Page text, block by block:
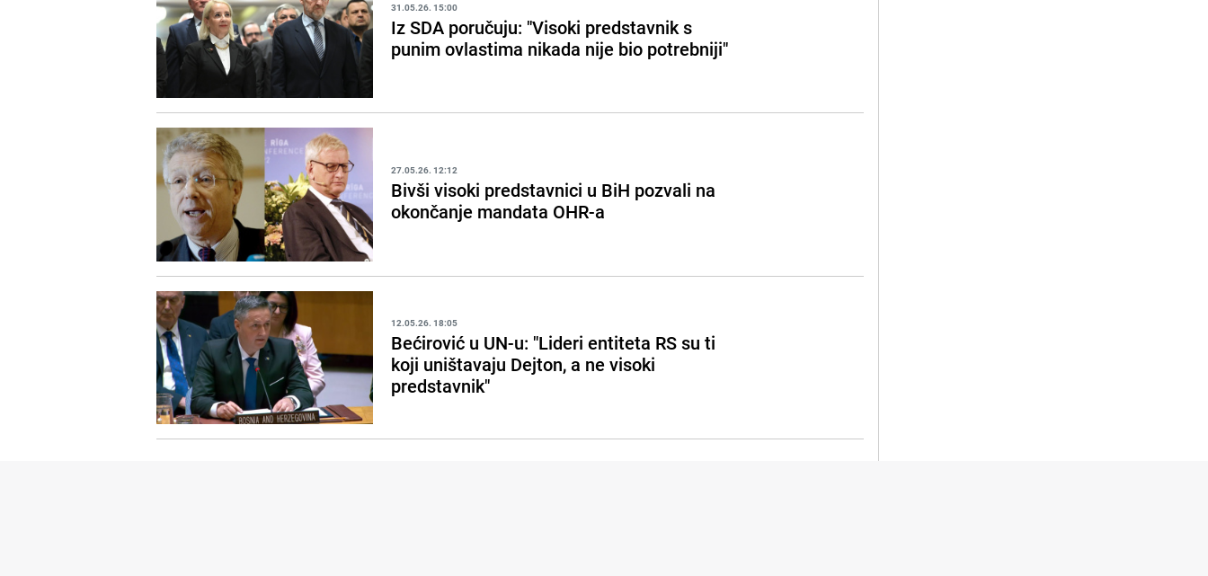
31.05.26. 15:00
Iz SDA poručuju: "Visoki predstavnik s
punim ovlastima nikada nije bio potrebniji"
27.05.26. 12:12
Bivši visoki predstavnici u BiH pozvali na
okončanje mandata OHR-a
12.05.26. 18:05
Bećirović u UN-u: "Lideri entiteta RS su ti
koji uništavaju Dejton, a ne visoki
predstavnik"